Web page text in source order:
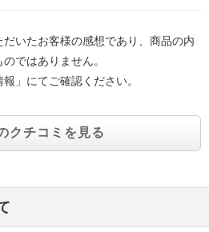
だいたお客様の感想であり、商品の内
ではありません。
」にてご確認ください。
クチコミを見る